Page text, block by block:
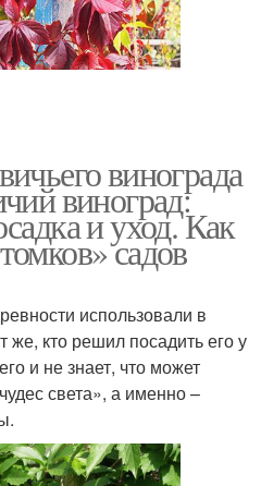
винограда
виноград:
и уход. Как
садов
использовали в
кто решил посадить его у
и не знает, что может
света», а именно –